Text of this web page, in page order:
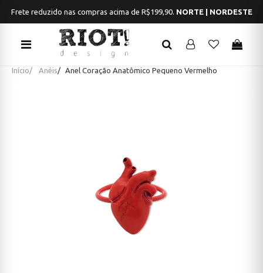
Frete reduzido nas compras acima de R$199,90. NORTE | NORDESTE
Início Anéis Anel Coração Anatômico Pequeno Vermelho